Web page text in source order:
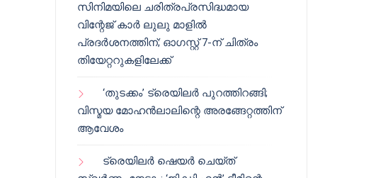
സിനിമയിലെ ചരിത്രപ്രസിദ്ധമായ
വിന്റേജ് കാർ ലുലു മാളിൽ
പ്രദർശനത്തിന്; ഓഗസ്റ്റ് 7-ന് ചിത്രം
തിയേറ്ററുകളിലേക്ക്
‘തുടക്കം’ ട്രെയിലർ പുറത്തിറങ്ങി;
വിസ്മയ മോഹൻലാലിന്റെ അരങ്ങേറ്റത്തിന്
ആവേശം
ട്രെയിലർ ഷെയർ ചെയ്‌ത്